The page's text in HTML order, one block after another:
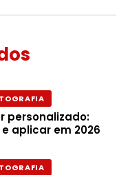
personalizado:
aplicar em 2026